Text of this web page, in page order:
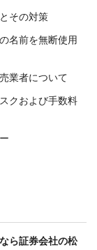
その対策
名前を無断使用
業者について
クおよび手数料
ら証券会社の松